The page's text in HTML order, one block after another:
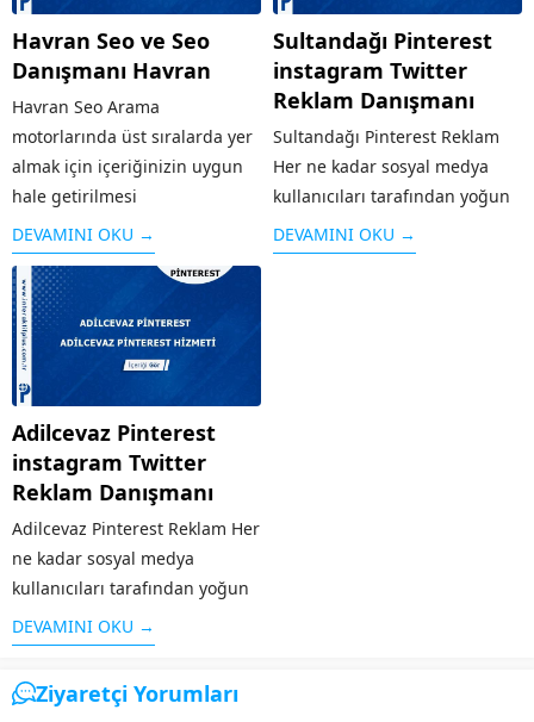
Havran Seo ve Seo
Danışmanı Havran
Havran Seo Arama
motorlarında üst sıralarda yer
almak için içeriğinizin uygun
hale getirilmesi
çalışması SEO olarak
adlandırılır. Arama
motorlarının sitenizi iyi bir
şekilde taraması ve aranılan
konuya kullanıcılar tarafından
çabuk ulaşması için Havran
SEO desteği almanız oldukça
önemlidir. Bu...
DEVAMINI OKU →
Sultandağı Pinterest
instagram Twitter
Reklam Danışmanı
Sultandağı Pinterest Reklam
Her ne kadar sosyal medya
kullanıcıları tarafından yoğun
bir şekilde kullanılmasa da
özellikle grafik / görsel
DEVAMINI OKU →
Adilcevaz Pinterest
instagram Twitter
Reklam Danışmanı
Adilcevaz Pinterest Reklam Her
ne kadar sosyal medya
kullanıcıları tarafından yoğun
bir şekilde kullanılmasa da
özellikle grafik / görsel
aramaları için sık kullanılan bir
platform olan Pinterest’te yer
DEVAMINI OKU →
Ziyaretçi Yorumları